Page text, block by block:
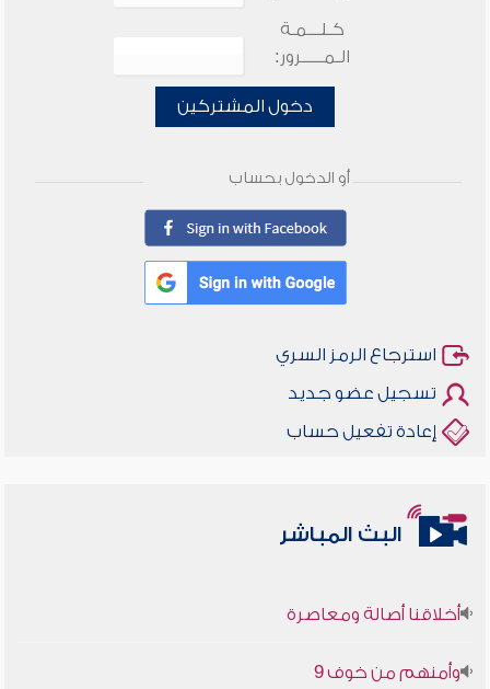
كـلـــمـة
الـمـــــرور:
دخول المشتركين
أو الدخول بحساب
استرجاع الرمز السري
تسجيل عضو جديد
إعادة تفعيل حساب
البث المباشر